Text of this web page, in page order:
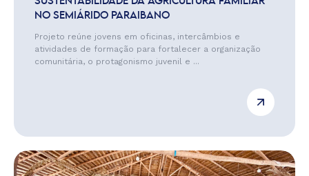
NO SEMIÁRIDO PARAIBANO
Projeto reúne jovens em oficinas, intercâmbios e
atividades de formação para fortalecer a organização
comunitária, o protagonismo juvenil e ...